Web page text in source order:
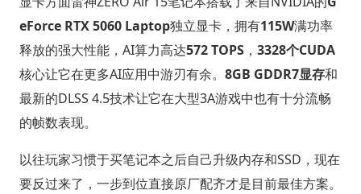
eForce RTX 5060 Laptop独立显卡，拥有115W满功率
释放的强大性能，AI算力高达572 TOPS， 3328个CUDA
核心让它在更多AI应用中游刃有余。 8GB GDDR7显存和
最新的DLSS 4.5技术让它在大型3A游戏中也有十分流畅
的帧数表现。
以往玩家习惯于买笔记本之后自己升级内存和SSD，现在
要反过来了，一步到位直接原厂配齐才是目前最佳方案。